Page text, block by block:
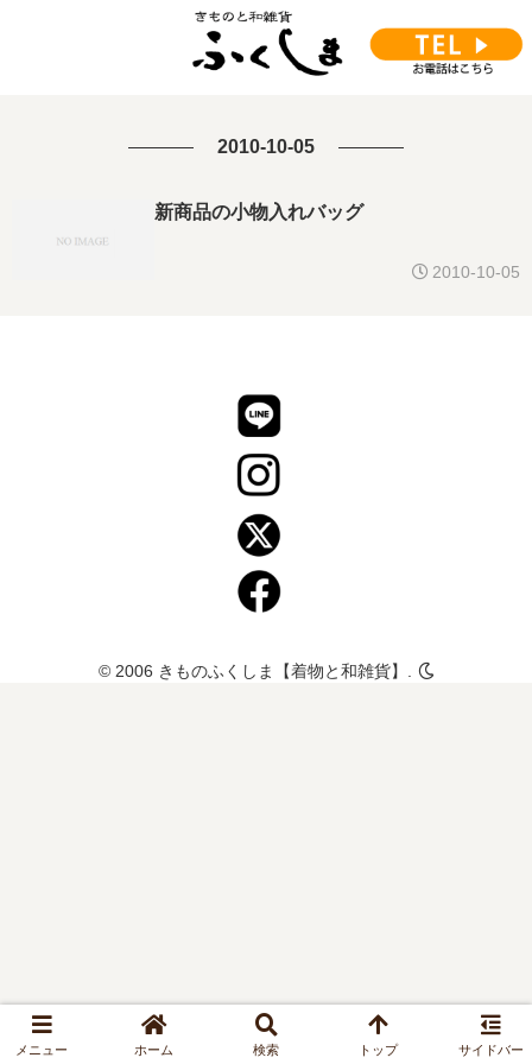
2010-10-05
新商品の小物入れバッグ
2010-10-05
© 2006 きものふくしま【着物と和雑貨】.
メニュー ホーム 検索 トップ サイドバー